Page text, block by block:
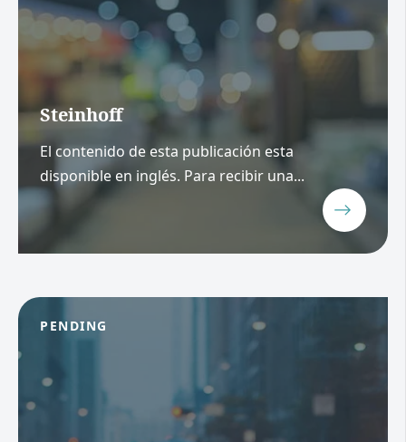
Steinhoff
El contenido de esta publicación esta
disponible en inglés. Para recibir una...
PENDING